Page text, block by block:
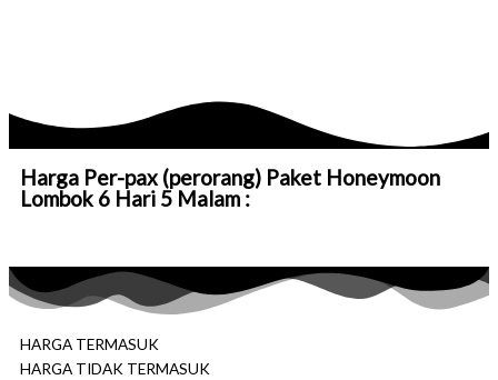
Harga Per-pax (perorang) Paket Honeymoon
Lombok 6 Hari 5 Malam :
HARGA TERMASUK
HARGA TIDAK TERMASUK